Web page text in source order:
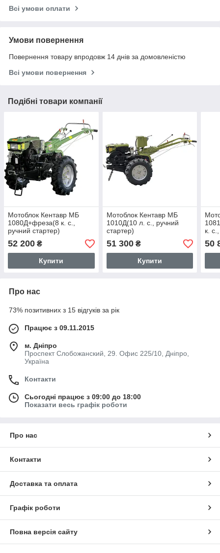
Всі умови оплати
Умови повернення
Повернення товару впродовж 14 днів за домовленістю
Всі умови повернення
Подібні товари компанії
Мотоблок Кентавр МБ
1080Д+фреза(8 к. с.,
ручний стартер)
52 200 ₴
Купити
Мотоблок Кентавр МБ
1010Д(10 л. с., ручний
стартер)
51 300₴
Купити
к.
50
Про нас
73% позитивних з 15 відгуків за рік
Працює з 09.11.2015
м. Дніпро
Проспект Слобожанский, 29. Офис 225/10, Дніпро,
Україна
Контакти
Сьогодні працює з 09:00 до 18:00
Показати весь графік роботи
Про нас
Контакти
Доставка та оплата
Графік роботи
Повна версія сайту